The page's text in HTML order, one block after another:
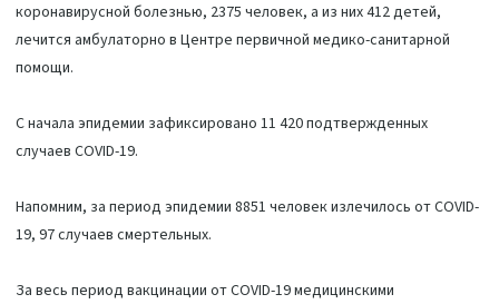
коронавирусной болезнью, 2375 человек, а из них 412 детей,
лечится амбулаторно в Центре первичной медико-санитарной
помощи.
С начала эпидемии зафиксировано 11 420 подтвержденных
случаев COVID-19.
Напомним, за период эпидемии 8851 человек излечилось от COVID-
19, 97 случаев смертельных.
За весь период вакцинации от COVID-19 медицинскими